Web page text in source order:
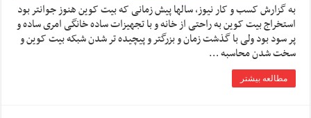
به گزارش کسب و کار نیوز، سالها پیش زمانی که بیت کوین هنوز جوانتر بود
استخراج بیت کوین به راحتی از خانه و با تجهیزات ساده خانگی امری ساده و
پر سود بود ولی با گذشت زمان و بزرگتر و پیچیده تر شدن شبکه بیت کوین و
سخت شدن محاسبه …
مطالعه بیشتر